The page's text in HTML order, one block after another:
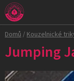
Přejít
na
obsah
Domů/Kouzelnické
Jumping